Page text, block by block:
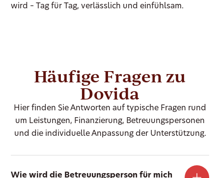
wird – Tag für Tag, verlässlich und einfühlsam.
Häufige Fragen zu
Dovida
Hier finden Sie Antworten auf typische Fragen rund
um Leistungen, Finanzierung, Betreuungspersonen
und die individuelle Anpassung der Unterstützung.
Wie wird die Betreuungsperson für mich